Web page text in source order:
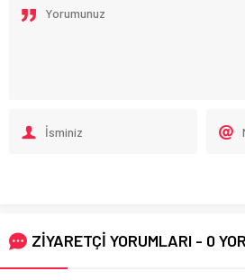
ZİYARETÇİ YORUMLARI - 0